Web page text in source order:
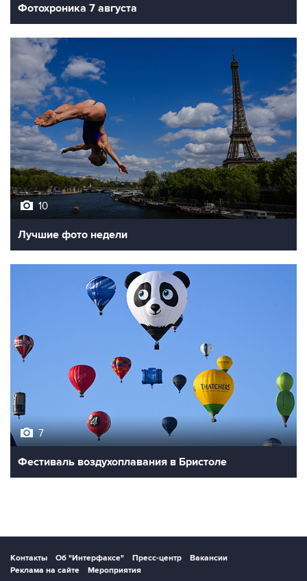
Фотохроника 7 августа
10
Лучшие фото недели
7
Фестиваль воздухоплавания в Бристоле
Контакты Об "Интерфаксе" Пресс-центр
Вакансии
Реклама на сайте
Мероприятия